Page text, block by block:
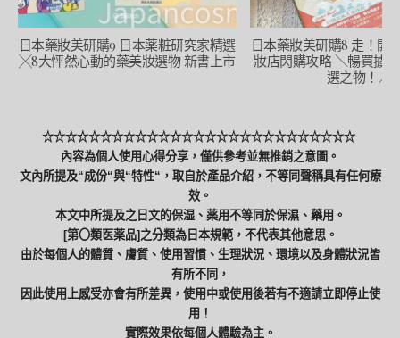
日本藥妝美研購9 日本薬粧研究家精選
╳8大怦然心動的藥美妝選物 新書上市
日本藥妝美研購8 走！開
妝店閃購攻略 ＼暢買擄
選之物！／
☆☆☆☆☆☆☆☆☆☆☆☆☆☆☆☆☆☆☆☆☆☆☆☆☆☆☆
內容為個人使用心得分享，僅供參考並無推銷之意圖。
文內所提及“成份“與“特性“，取自於產品介紹，不等同聲稱具有任何療
效。
本文中所提及之日文的保湿、薬用不等同於保濕、藥用。
[第〇類医薬品]之分類為日本規範，不代表其他意思。
由於每個人的體質、膚質、使用習慣、生理狀況、環境以及身體狀況皆
有所不同，
因此使用上感受亦會有所差異，使用中或使用後若有不適請立即停止使
用！
實際效果依每個人體驗為主。